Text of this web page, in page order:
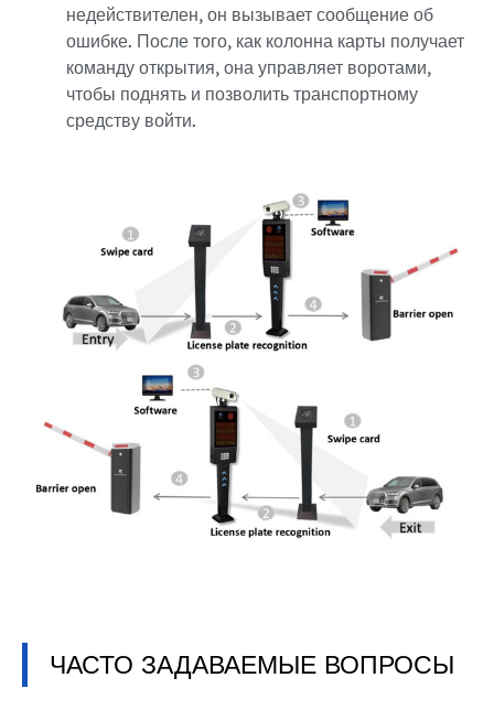
недействителен, он вызывает сообщение об
ошибке. После того, как колонна карты получает
команду открытия, она управляет воротами,
чтобы поднять и позволить транспортному
средству войти.
ЧАСТО ЗАДАВАЕМЫЕ ВОПРОСЫ